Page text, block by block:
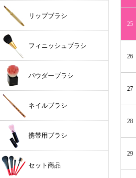
リップブラシ
フィニッシュブラシ
パウダーブラシ
ネイルブラシ
携帯用ブラシ
セット商品
25
26
27
28
29